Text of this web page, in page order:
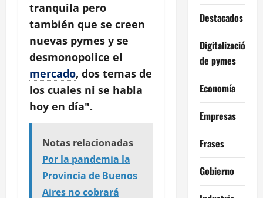
tranquila pero
también que se creen
nuevas pymes y se
desmonopolice el
mercado, dos temas de
los cuales ni se habla
hoy en día".
Notas relacionadas
Por la pandemia la
Provincia de Buenos
Aires no cobrará
Destacados
Digitalización
de pymes
Economía
Empresas
Frases
Gobierno